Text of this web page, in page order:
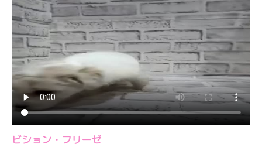
ビション・フリーゼ